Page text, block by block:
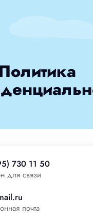
730 11 50
для связи
почта